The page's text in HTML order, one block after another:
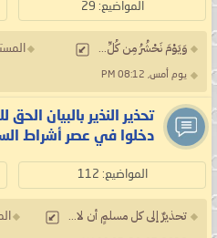
المواضيع: 29
وَيَوْمَ نَحْشُرُ مِن كُلِّ...
يوم أمس, 08:12 PM
تحذير النذير بالبيان
دخلوا في عصر أشراط
المواضيع: 112
تحذيرٌ إلى كل مسلمٍ أن لا...